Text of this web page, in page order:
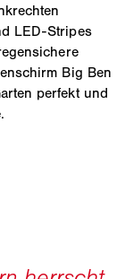
LED-Stripes
Big Ben
perfekt und